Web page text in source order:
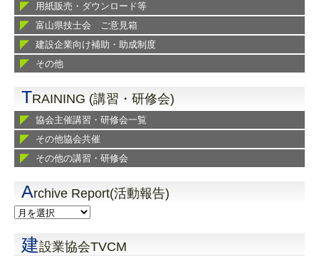
用紙販売・ダウンロード等
富山県技士会 ご意見箱
建設企業向け補助・助成制度
その他
TRAINING (講習・研修会)
協会主催講習・研修会一覧
その他協会共催
その他の講習・研修会
Archive Report(活動報告)
建設業協会TVCM